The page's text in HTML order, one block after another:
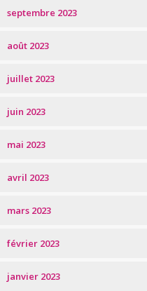
septembre 2023
août 2023
juillet 2023
juin 2023
mai 2023
avril 2023
mars 2023
février 2023
janvier 2023